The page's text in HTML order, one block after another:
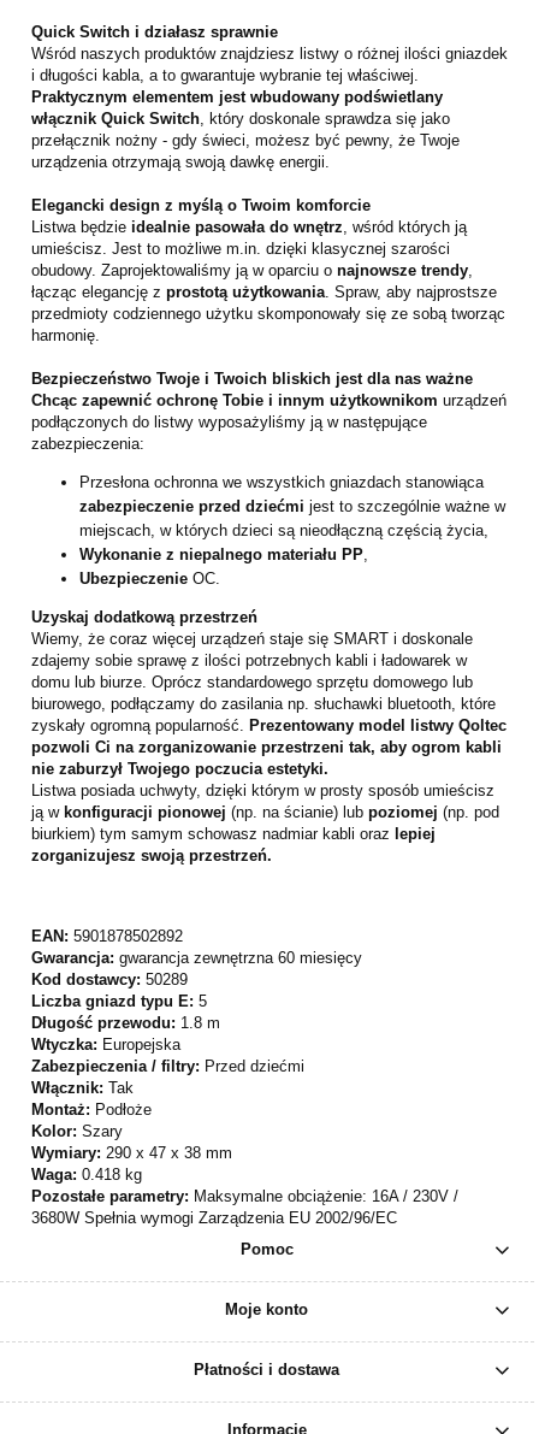
Quick Switch i działasz sprawnie
Wśród naszych produktów znajdziesz listwy o różnej ilości gniazdek
i długości kabla, a to gwarantuje wybranie tej właściwej.
Praktycznym elementem jest wbudowany podświetlany
włącznik Quick Switch, który doskonale sprawdza się jako
przełącznik nożny - gdy świeci, możesz być pewny, że Twoje
urządzenia otrzymają swoją dawkę energii.
Elegancki design z myślą o Twoim komforcie
Listwa będzie idealnie pasowała do wnętrz, wśród których ją
umieścisz. Jest to możliwe m.in. dzięki klasycznej szarości
obudowy. Zaprojektowaliśmy ją w oparciu o najnowsze trendy,
łącząc elegancję z prostotą użytkowania. Spraw, aby najprostsze
przedmioty codziennego użytku skomponowały się ze sobą tworząc
harmonię.
Bezpieczeństwo Twoje i Twoich bliskich jest dla nas ważne
Chcąc zapewnić ochronę Tobie i innym użytkownikom urządzeń
podłączonych do listwy wyposażyliśmy ją w następujące
zabezpieczenia:
Przesłona ochronna we wszystkich gniazdach stanowiąca
zabezpieczenie przed dziećmi jest to szczególnie ważne w
miejscach, w których dzieci są nieodłączną częścią życia,
Wykonanie z niepalnego materiału PP,
Ubezpieczenie OC.
Uzyskaj dodatkową przestrzeń
Wiemy, że coraz więcej urządzeń staje się SMART i doskonale
zdajemy sobie sprawę z ilości potrzebnych kabli i ładowarek w
domu lub biurze. Oprócz standardowego sprzętu domowego lub
biurowego, podłączamy do zasilania np. słuchawki bluetooth, które
zyskały ogromną popularność. Prezentowany model listwy Qoltec
pozwoli Ci na zorganizowanie przestrzeni tak, aby ogrom kabli
nie zaburzył Twojego poczucia estetyki.
Listwa posiada uchwyty, dzięki którym w prosty sposób umieścisz
ją w konfiguracji pionowej (np. na ścianie) lub poziomej (np. pod
biurkiem) tym samym schowasz nadmiar kabli oraz lepiej
zorganizujesz swoją przestrzeń.
EAN: 5901878502892
Gwarancja: gwarancja zewnętrzna 60 miesięcy
Kod dostawcy: 50289
Liczba gniazd typu E: 5
Długość przewodu: 1.8 m
Wtyczka: Europejska
Zabezpieczenia / filtry: Przed dziećmi
Włącznik: Tak
Montaż: Podłoże
Kolor: Szary
Wymiary: 290 x 47 x 38 mm
Waga: 0.418 kg
Pozostałe parametry: Maksymalne obciążenie: 16A / 230V /
3680W Spełnia wymogi Zarządzenia EU 2002/96/EC
Pomoc
Moje konto
Płatności i dostawa
Informacje